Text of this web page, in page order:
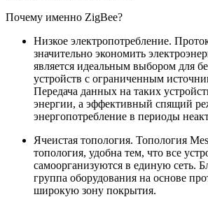
Почему именно ZigBee?
Низкое электропотребление.
значительно экономить
является идеальным выбором для
устройств с ограниченным
Передача данных на таких
энергии, а эффективный спящий
энергопотребление в периоды
Ячеистая топология. Топология
топология, удобна тем, что все
самоорганизуются в единую сеть.
группа оборудования на основе
широкую зону покрытия.